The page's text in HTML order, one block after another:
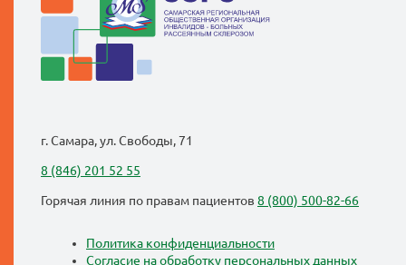
г. Самара, ул. Свободы, 71
8 (846) 201 52 55
Горячая линия по правам пациентов 8 (800) 500-82-66
Политика конфиденциальности
Согласие на обработку персональных данных